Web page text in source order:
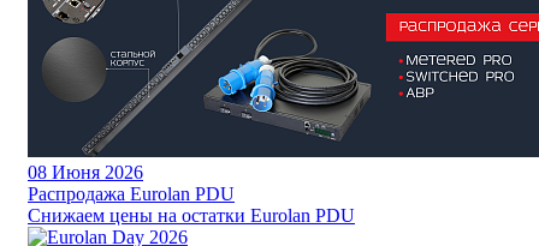
08 Июня 2026
Распродажа Eurolan PDU
Снижаем цены на остатки Eurolan PDU